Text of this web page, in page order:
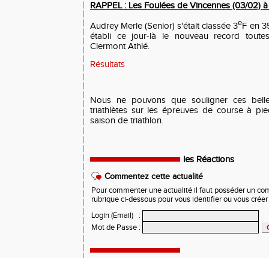
RAPPEL : Les Foulées de Vincennes (03/02)
Audrey Merle (Senior) s'était classée 3eF en
établi ce jour-là le nouveau record
Clermont Athlé.
Résultats
Nous ne pouvons que souligner ces
triathlètes sur les épreuves de course à
saison de triathlon.
les Réactions
Commentez cette actualité
Pour commenter une actualité il faut posséder un
rubrique ci-dessous pour vous identifier ou vous
Login (Email)
:
Mot de Passe :